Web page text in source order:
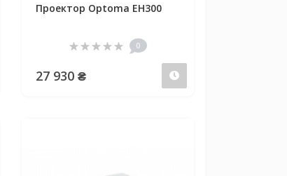
Предзаказ
Проектор Optoma EH300
0
27 930 ₴